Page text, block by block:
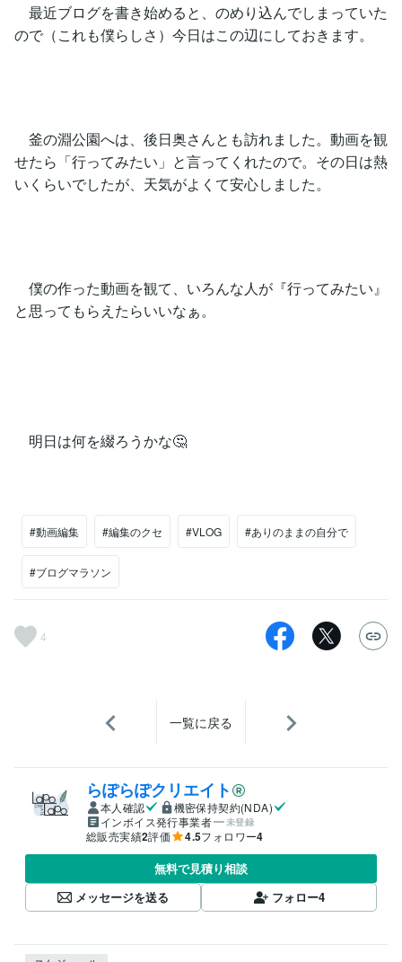
最近ブログを書き始めると、のめり込んでしまっていた
ので（これも僕らしさ）今日はこの辺にしておきます。
釜の淵公園へは、後日奥さんとも訪れました。動画を観
せたら「行ってみたい」と言ってくれたので。その日は熱
いくらいでしたが、天気がよくて安心しました。
僕の作った動画を観て、いろんな人が『行ってみたい』
と思ってもらえたらいいなぁ。
明日は何を綴ろうかな🤔
#動画編集 #編集のクセ #VLOG #ありのままの自分で
#ブログマラソン
4
一覧に戻る
らぽらぽクリエイト
本人確認
機密保持契約(NDA)
インボイス発行事業者
未登録
総販売実績2評価 4.5フォロワー4
無料で見積り相談
メッセージを送る
フォロー4